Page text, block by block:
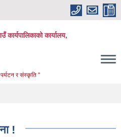
कार्यपालिकाको कार्यालय,
र संस्कृति "
!